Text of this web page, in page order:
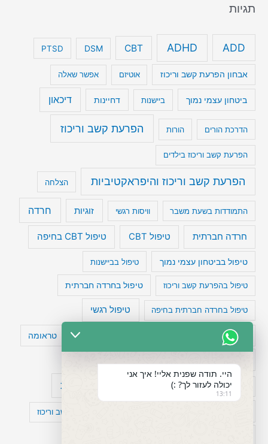
תגיות
ADD
ADHD
CBT
DSM
PTSD
אבחון הפרעת קשב וריכוז אוטיזם אפשר שאלה
ביטחון עצמי נמוך ביישנות דחיינות דיכאון
הדרכת הורים הורות הפרעת קשב וריכוז
הפרעת קשב וריכוז בילדים
הפרעת קשב וריכוז והיפראקטיביות הצלחה
התמודדות בשעת משבר וויסות רגשי זוגיות חרדה
חרדה חברתית טיפול CBT טיפול CBT בחיפה
טיפול בביטחון עצמי נמוך טיפול בביישנות
טיפול בהפרעת קשב וריכוז טיפול בחרדה חברתית
טיפול בחרדה חברתית בחיפה טיפול רגשי
טיפול תרופתי להפרעת קשב טעויות חשיבה טראומה
מפורסמים עם הפרעת קשב עיצות
קומורבידיות להפרעת קשב וריכוז
היי. תודה שפנית אליי! איך אני
יכולה לעזור לך? :)
13:11